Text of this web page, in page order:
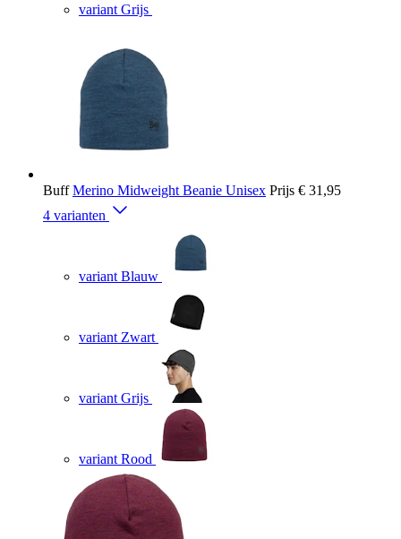
variant Grijs
Buff Merino Midweight Beanie Unisex Prijs € 31,95
4 varianten
variant Blauw
variant Zwart
variant Grijs
variant Rood